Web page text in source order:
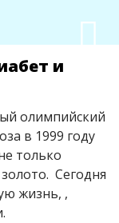
и
олимпийский
в 1999 году
только
Сегодня
жизнь, ,